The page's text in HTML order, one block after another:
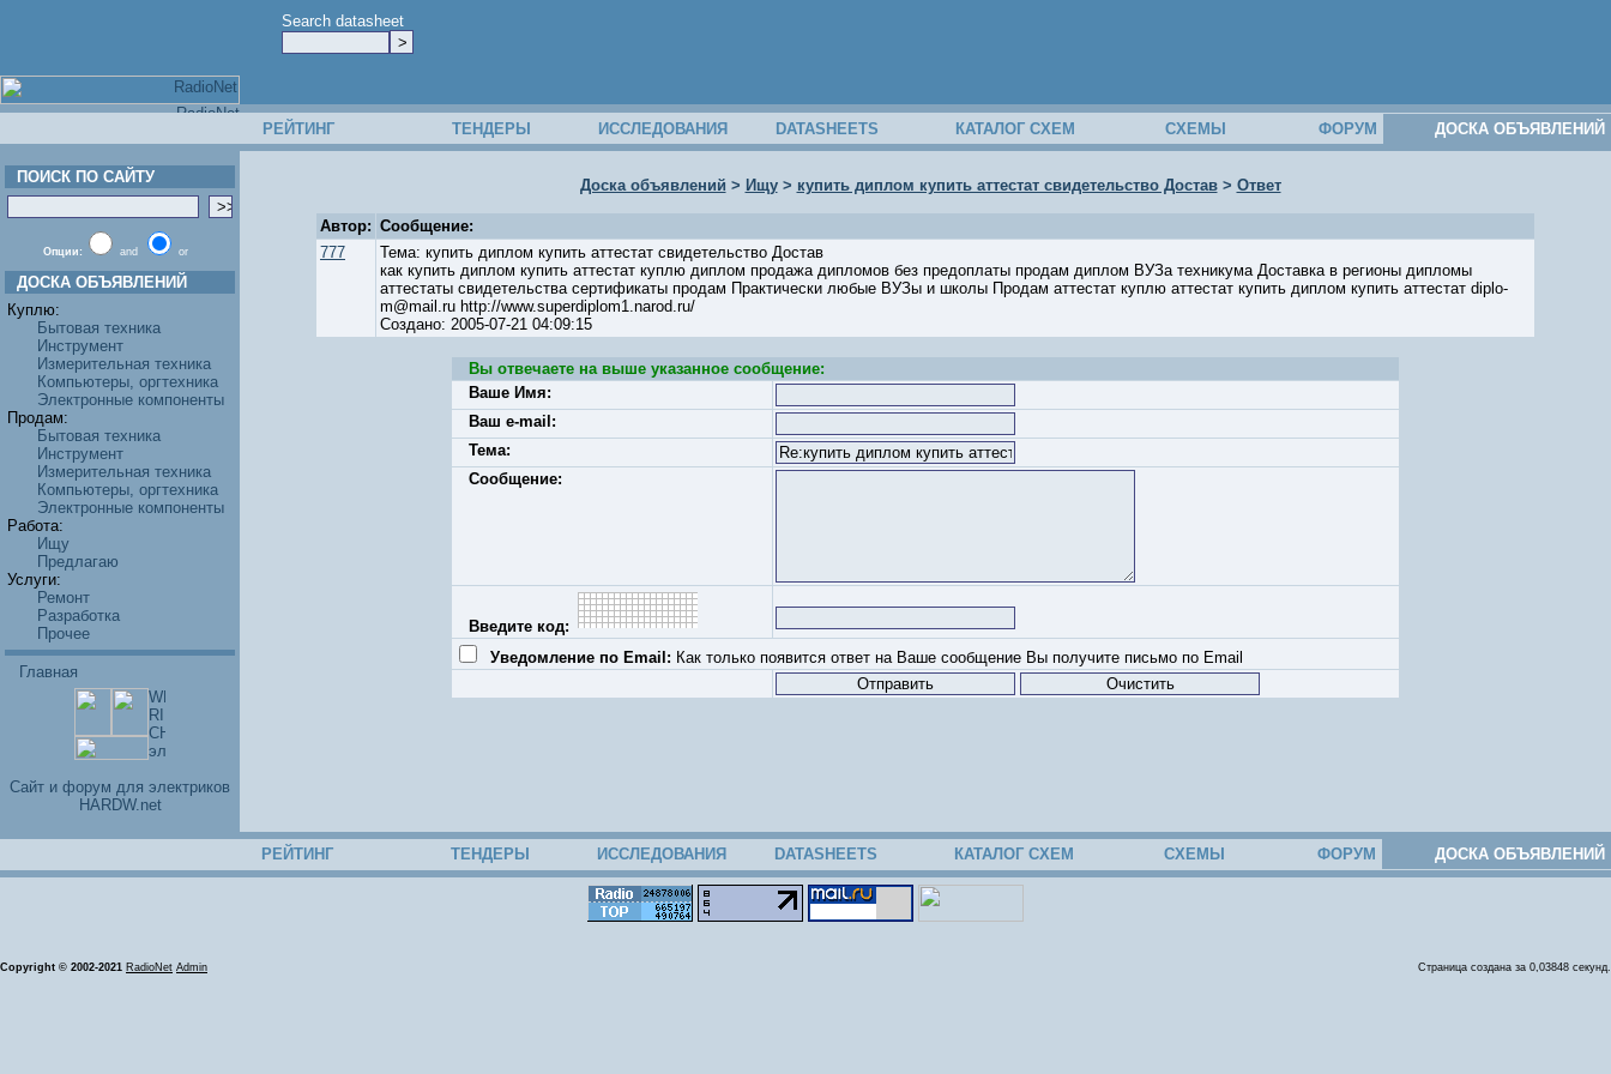
Search datasheet
РЕЙТИНГ ТЕНДЕРЫ ИССЛЕДОВАНИЯ DATASHEETS КАТАЛОГ СХЕМ СХЕМЫ ФОРУМ ДОСКА ОБЪЯВЛЕНИЙ
ПОИСК ПО САЙТУ
Опции: and or
ДОСКА ОБЪЯВЛЕНИЙ
Куплю:
Бытовая техника
Инструмент
Измерительная техника
Компьютеры, оргтехника
Электронные компоненты
Продам:
Бытовая техника
Инструмент
Измерительная техника
Компьютеры, оргтехника
Электронные компоненты
Работа:
Ищу
Предлагаю
Услуги:
Ремонт
Разработка
Прочее
Главная
Cайт и форум для электриков
HARDW.net
Доска объявлений > Ищу> купить диплом купить аттестат свидетельство Достав> Ответ
Автор: Сообщение:
777
Тема: купить диплом купить аттестат свидетельство Достав
как купить диплом купить аттестат куплю диплом продажа дипломов без предоплаты продам диплом ВУЗа техникума Доставка в регионы дипломы
аттестаты свидетельства сертификаты продам Практически любые ВУЗы и школы Продам аттестат куплю аттестат купить диплом купить аттестат diplo-
m@mail.ru http://www.superdiplom1.narod.ru/
Создано: 2005-07-21 04:09:15
Вы отвечаете на выше указанное сообщение:
Ваше Имя:
Ваш e-mail:
Тема:
Сообщение:
Введите код:
Уведомление по Email: Как только появится ответ на Ваше сообщение Вы получите письмо по Email
РЕЙТИНГ ТЕНДЕРЫ ИССЛЕДОВАНИЯ DATASHEETS КАТАЛОГ СХЕМ СХЕМЫ ФОРУМ ДОСКА ОБЪЯВЛЕНИЙ
Copyright © 2002-2021 RadioNet Admin Страница создана за 0,03848 секунд.